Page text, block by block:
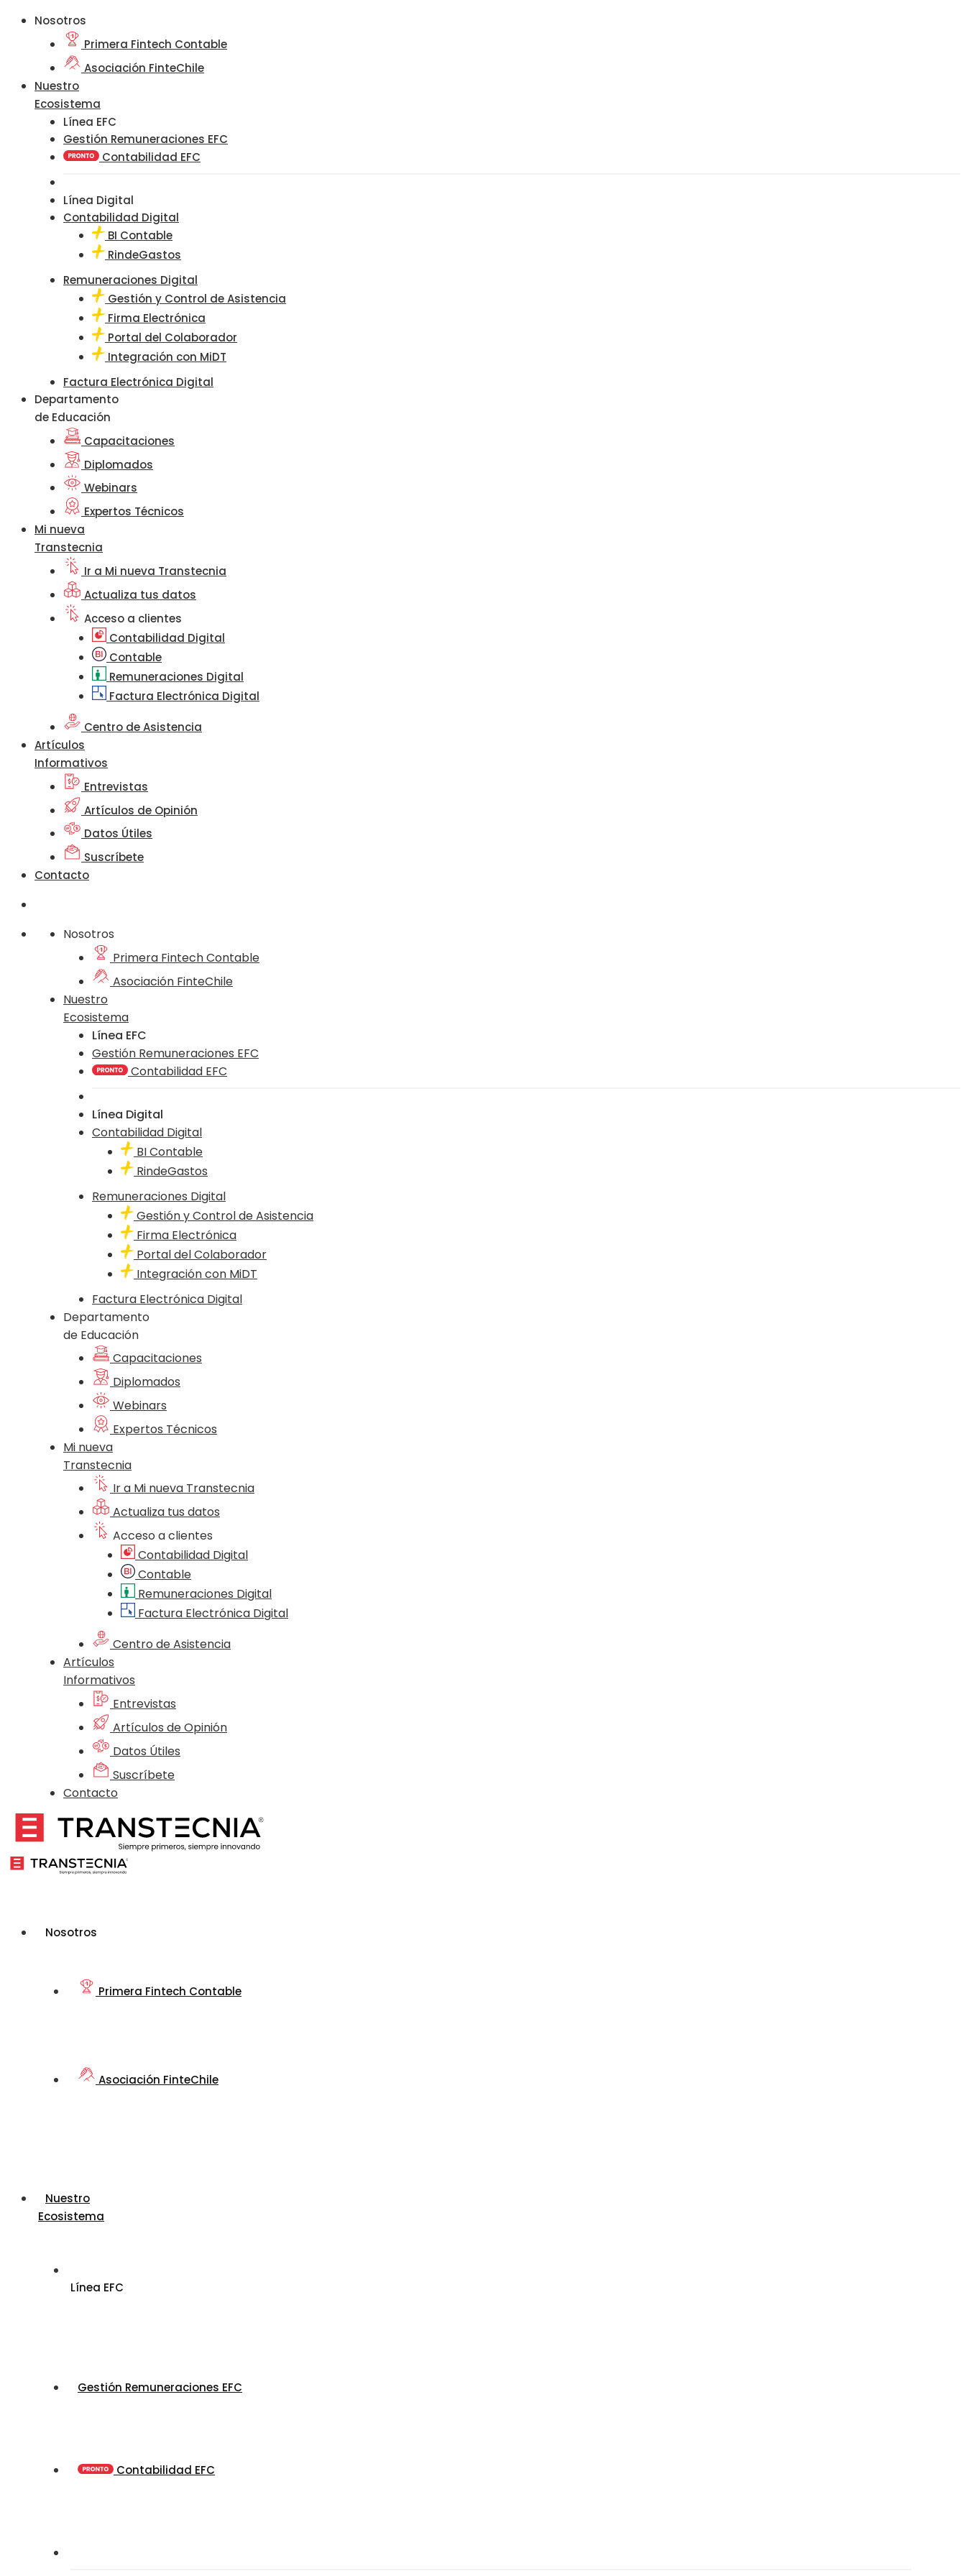
Nosotros
Primera Fintech Contable
Asociación FinteChile
Nuestro
Ecosistema
Línea EFC
Gestión Remuneraciones EFC
Contabilidad EFC
Línea Digital
Contabilidad Digital
BI Contable
RindeGastos
Remuneraciones Digital
Gestión y Control de Asistencia
Firma Electrónica
Portal del Colaborador
Integración con MiDT
Factura Electrónica Digital
Departamento
de Educación
Capacitaciones
Diplomados
Webinars
Expertos Técnicos
Mi nueva
Transtecnia
Ir a Mi nueva Transtecnia
Actualiza tus datos
Acceso a clientes
Contabilidad Digital
Contable
Remuneraciones Digital
Factura Electrónica Digital
Centro de Asistencia
Artículos
Informativos
Entrevistas
Artículos de Opinión
Datos Útiles
Suscríbete
Contacto
Nosotros
Primera Fintech Contable
Asociación FinteChile
Nuestro
Ecosistema
Línea EFC
Gestión Remuneraciones EFC
Contabilidad EFC
Línea Digital
Contabilidad Digital
BI Contable
RindeGastos
Remuneraciones Digital
Gestión y Control de Asistencia
Firma Electrónica
Portal del Colaborador
Integración con MiDT
Factura Electrónica Digital
Departamento
de Educación
Capacitaciones
Diplomados
Webinars
Expertos Técnicos
Mi nueva
Transtecnia
Ir a Mi nueva Transtecnia
Actualiza tus datos
Acceso a clientes
Contabilidad Digital
Contable
Remuneraciones Digital
Factura Electrónica Digital
Centro de Asistencia
Artículos
Informativos
Entrevistas
Artículos de Opinión
Datos Útiles
Suscríbete
Contacto
Nosotros
Primera Fintech Contable
Asociación FinteChile
Nuestro
Ecosistema
Línea EFC
Gestión Remuneraciones EFC
Contabilidad EFC